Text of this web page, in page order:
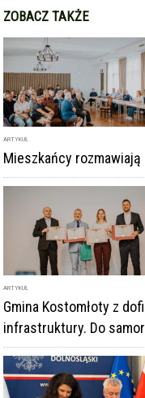
ZOBACZ TAKŻE
ARTYKUŁ
Mieszkańcy
ARTYKUŁ
Gmina Kostomłoty z
infrastruktury. Do